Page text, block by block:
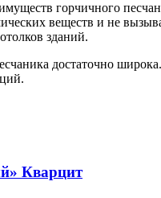
горчичного
веществ и не
зданий.
достаточно
Кварцит